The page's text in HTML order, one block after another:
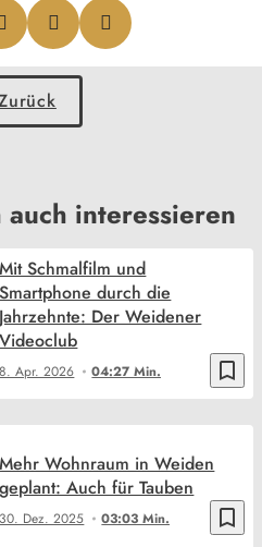
interessieren
bookmark_border
8. Apr. 2026 04:27 Min.
Mit Schmalfilm und
Smartphone durch die
Jahrzehnte: Der Weidener
Videoclub
bookmark_border
30. Dez. 2025 03:03 Min.
Mehr Wohnraum in Weiden
geplant: Auch für Tauben